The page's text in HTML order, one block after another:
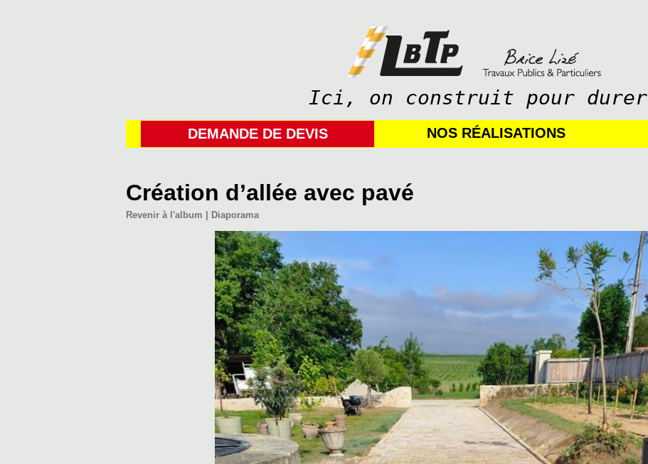
Ici, on construit pour durer
DEMANDE DE DEVIS NOS RÉALISATIONS
Création d’allée avec pavé
Revenir à l'album Diaporama